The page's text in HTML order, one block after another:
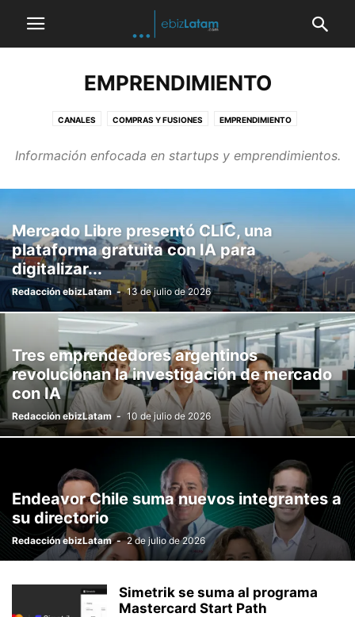
EMPRENDIMIENTO
CANALES COMPRAS Y FUSIONES EMPRENDIMIENTO
RESULTADOS FINANCIEROS RSE Y SUSTENTABILIDAD
Información enfocada en startups y emprendimientos.
Mercado Libre presentó CLIC, una
plataforma gratuita con IA para
digitalizar...
Redacción ebizLatam - 13 de julio de 2026
Tres emprendedores argentinos
revolucionan la investigación de mercado
con IA
Redacción ebizLatam - 10 de julio de 2026
Endeavor Chile suma nuevos integrantes a
su directorio
Redacción ebizLatam - 2 de julio de 2026
Simetrik se suma al programa
Mastercard Start Path